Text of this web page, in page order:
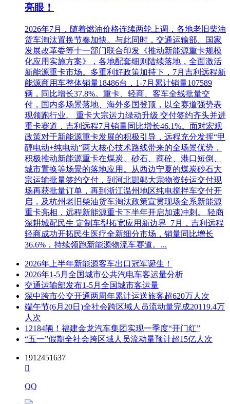
亮眼！
2026年7月，随着燃油价格连续两轮上调，各地老旧柴油
货车淘汰置换节奏加快。与此同时，交通运输部、国家
发展改革委等十一部门联合印发《推动新能源重卡规模
化应用实施方案》，各地配套细则陆续落地，全面激活
新能源重卡市场。多重利好政策加持下，7月吉利远程新
能源商用车整体销量18486台，1-7月累计销量107589
辆，同比增长37.8%。重卡、轻商、客车全线批量交
付，国内多场景落地、海外多国登顶，以全赛道强势表
现领跑行业。 重卡大宗运力绿动升级 交付签约齐头并进
重卡赛道，吉利远程7月销量同比增长46.1%。面对宏观
政策对于新能源重卡发展的积极引导，远程充分发挥“甲
醇电动+纯电动”两大核心技术路线带来的全场景优势，
积极推动新能源重卡在煤炭、砂石、商砼、港口短倒、
城市置换等场景的落地应用。从西边宁夏的煤炭砂石大
宗运输批量签约交付，到河北邯郸大宗物资转运交付现
场再获批量订单，再到浙江温州地区纯电搅拌车交付开
启，及杭州老旧柴油货车淘汰政策宣贯现场全系新能源
重卡亮相，远程新能源重卡下半年开启加速冲刺。 轻商
深耕城配民生 定制车型拓宽应用新边界 7月，吉利远程
轻商成功开拓民生医疗全新细分市场，销量同比增长
36.6%，持续领跑新能源物流车赛道。...
2026年上半年新能源客车出口冠军诞生！
2026年1-5月全国城市公共汽电车客运量分析
交通运输部发布1-5月全国城市客运量
深中跨市公交开通两周年累计运送旅客超620万人次
端午节(6月20日)全社会跨区域人员流动量完成20119.4万
人次
12184辆！福建金龙汽车集团实现一季度“开门红”
“五一”假期全社会跨区域人员流动量预计超15亿人次
1912451637

QQ